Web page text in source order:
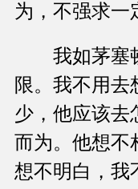
为，不强求一
我如茅塞顿
限。我不用去
少，他应该去
而为。他想不
想不明白，我